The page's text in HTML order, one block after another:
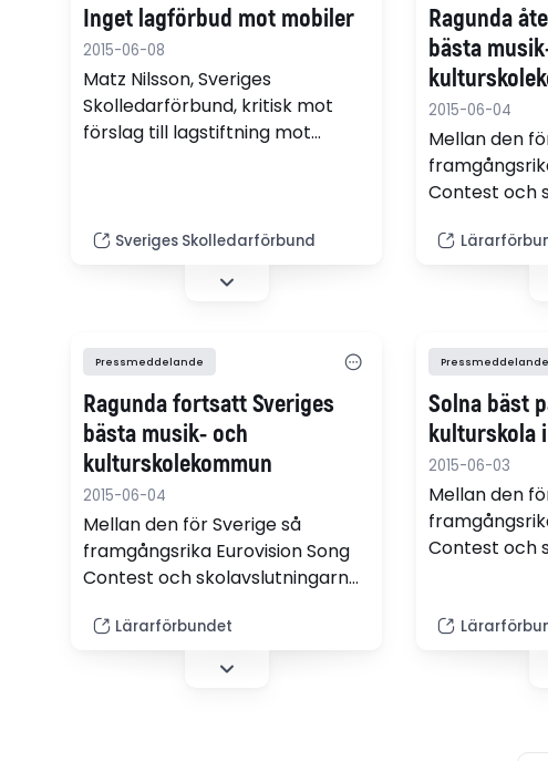
Inget lagförbud mot mobiler
2015-06-08
Matz Nilsson, Sveriges
Skolledarförbund, kritisk mot
förslag till lagstiftning mot
Sveriges Skolledarförbund
Ragunda
bästa
2015-06-04
Mellan den
Contest och
utser
bästa
Ragunda
Pressmeddelande
Ragunda fortsatt Sveriges
bästa musik- och
kulturskolekommun
2015-06-04
Mellan den för Sverige så
framgångsrika Eurovision Song
Contest och skolavslutningarnas
utser Lärarförbundet Sveriges
bästa musik- och
Lärarförbundet
Pressmeddelande
Solna bäst
kulturskola
2015-06-03
Mellan den
Contest och
bästa musik-
toppar i år